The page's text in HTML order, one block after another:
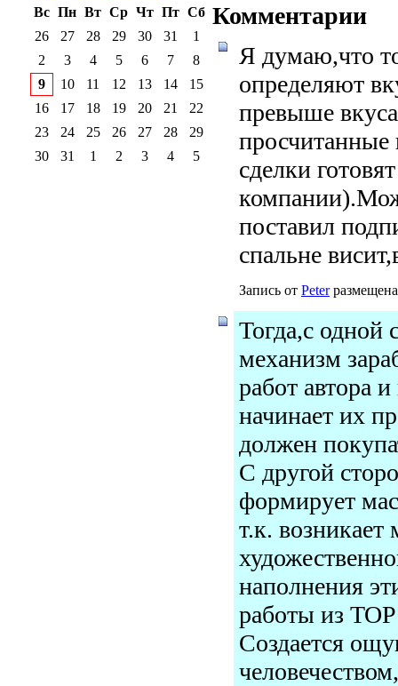
Комментарии
Я думаю,что
определяют
превыше
сделки
поставил
спальне
Запись от Peter
Тогда,с одной
механизм
работ автора
начинает их
должен
С другой
формирует
т.к. возникает
наполнения
работы из
Создается
Вс Пн Вт Ср Чт Пт Сб
26
27 28 29 30 31
1
2
3 4 5 6 7
8
9
10 11 12 13 14
15
16
17 18 19 20 21
22
23
24 25 26 27 28
29
30
31 1 2 3 4 5